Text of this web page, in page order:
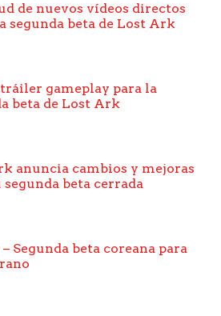
de nuevos vídeos directos
segunda beta de Lost Ark
gameplay para la
beta de Lost Ark
anuncia cambios y mejoras
segunda beta cerrada
Segunda beta coreana para